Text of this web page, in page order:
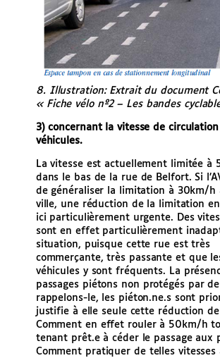
8. Illustration: Extrait du document
« Fiche vélo nº2 – Les bandes
3) concernant la vitesse de circulation
véhicules.
La vitesse est actuellement limitée à
dans le bas de la rue de Belfort. Si
de généraliser la limitation à 30km/h
ville, une réduction de la limitation
ici particulièrement urgente. Des
sont en effet particulièrement
situation, puisque cette rue est très
commerçante, très passante et que
véhicules y sont fréquents. La
passages piétons non protégés par
rappelons-le, les piéton.ne.s sont
justifie à elle seule cette réduction de
Comment en effet rouler à 50km/h
tenant prêt.e à céder le passage aux
Comment pratiquer de telles vitesses